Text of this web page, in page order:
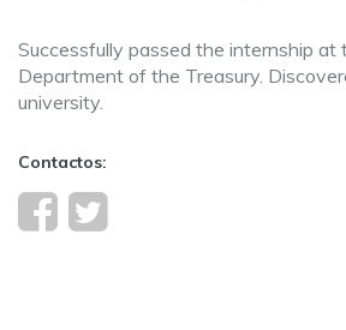
Successfully passed the internship
Department of the Treasury.
university.
Contactos: